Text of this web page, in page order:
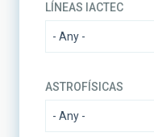
LÍNEAS IACTEC
ASTROFÍSICAS